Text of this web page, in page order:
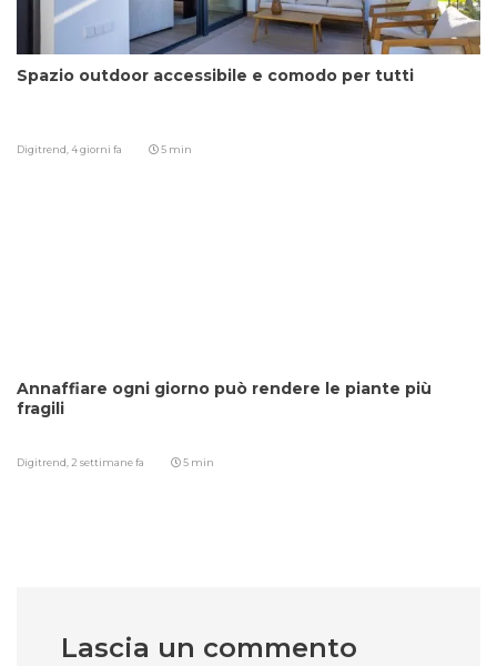
Spazio outdoor accessibile e comodo per tutti
Digitrend,4 giorni fa 5 min
Annaffiare ogni giorno può rendere le piante più
fragili
Digitrend,2 settimane fa 5 min
Lascia un commento